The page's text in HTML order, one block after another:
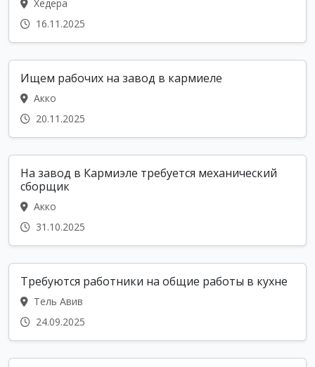
Хедера
16.11.2025
Ищем рабочих на завод в кармиеле
Акко
20.11.2025
На завод в Кармиэле требуется механический
сборщик
Акко
31.10.2025
Требуются работники на общие работы в кухне
Тель Авив
24.09.2025